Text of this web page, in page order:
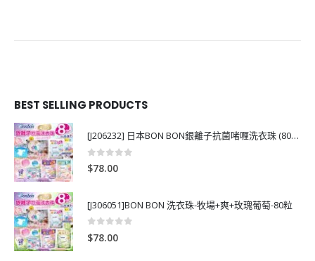
BEST SELLING PRODUCTS
[J206232] 日本BON BON銀離子抗菌啫喱洗衣珠 (80粒)
0
$78.00
[J306051]BON BON 洗衣珠-牧場+爽+玫瑰葡萄-80粒
0
$78.00